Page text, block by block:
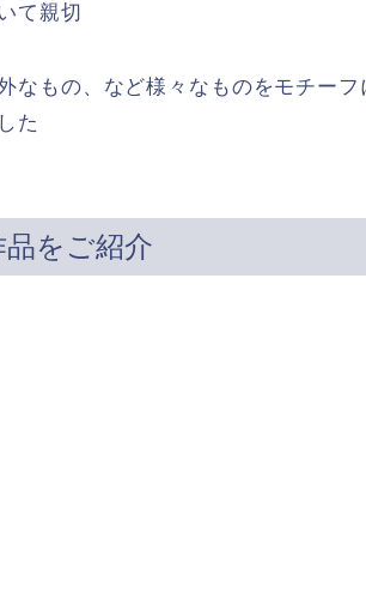
て親切
なもの、など様々なものをモチーフ
た
をご紹介